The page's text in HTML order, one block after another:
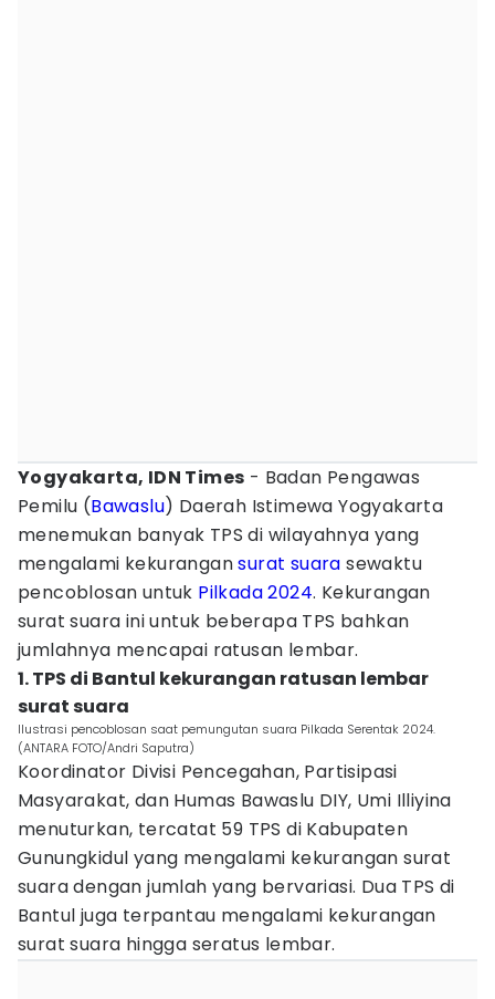
Yogyakarta, IDN Times - Badan Pengawas
Pemilu (Bawaslu) Daerah Istimewa Yogyakarta
menemukan banyak TPS di wilayahnya yang
mengalami kekurangansurat suara sewaktu
pencoblosan untuk Pilkada 2024. Kekurangan
surat suara ini untuk beberapa TPS bahkan
jumlahnya mencapai ratusan lembar.
1. TPS di Bantul kekurangan ratusan lembar
surat suara
Ilustrasi pencoblosan saat pemungutan suara Pilkada Serentak 2024.
(ANTARA FOTO/Andri Saputra)
Koordinator Divisi Pencegahan, Partisipasi
Masyarakat, dan Humas Bawaslu DIY, Umi Illiyina
menuturkan, tercatat 59 TPS di Kabupaten
Gunungkidul yang mengalami kekurangan surat
suara dengan jumlah yang bervariasi. Dua TPS di
Bantul juga terpantau mengalami kekurangan
surat suara hingga seratus lembar.